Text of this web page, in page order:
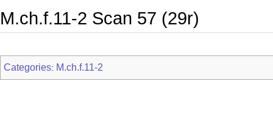
M.ch.f.11-2 Scan 57 (29r)
Categories: M.ch.f.11-2